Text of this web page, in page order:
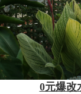
0元爆改